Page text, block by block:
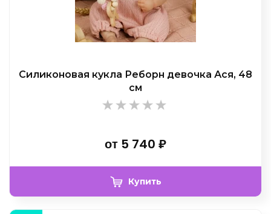
Силиконовая кукла Реборн девочка Ася, 48
см
от 5 740 ₽
Купить